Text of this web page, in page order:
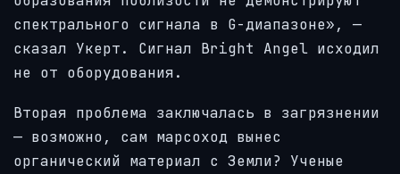
спектрального сигнала в G-диапазоне», —
сказал Укерт. Сигнал Bright Angel исходил
не от оборудования.
Вторая проблема заключалась в загрязнении
— возможно, сам марсоход вынес
органический материал с Земли? Ученые